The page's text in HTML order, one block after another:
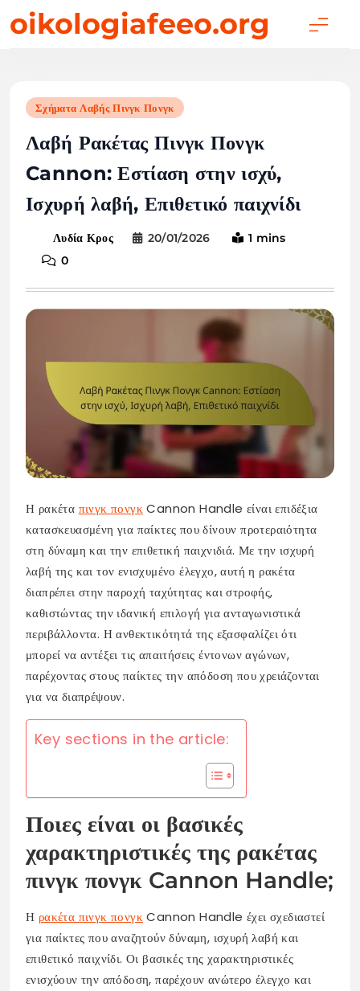
tooikologiafeeo.org
Σχήματα Λαβής Πινγκ Πονγκ
Λαβή Ρακέτας Πινγκ Πονγκ
Cannon: Εστίαση στην ισχύ,
Ισχυρή λαβή, Επιθετικό παιχνίδι
Λυδία Κρος 20/01/2026
1 mins
0
Η ρακέτα πινγκ πονγκCannon Handle είναι επιδέξια
κατασκευασμένη για παίκτες που δίνουν προτεραιότητα
στη δύναμη και την επιθετική παιχνιδιά. Με την ισχυρή
λαβή της και τον ενισχυμένο έλεγχο, αυτή η ρακέτα
διαπρέπει στην παροχή ταχύτητας και στροφής,
καθιστώντας την ιδανική επιλογή για ανταγωνιστικά
περιβάλλοντα. Η ανθεκτικότητά της εξασφαλίζει ότι
μπορεί να αντέξει τις απαιτήσεις έντονων αγώνων,
παρέχοντας στους παίκτες την απόδοση που χρειάζονται
για να διαπρέψουν.
Key sections in the article:
Ποιες είναι οι βασικές
χαρακτηριστικές της ρακέτας
πινγκ πονγκ Cannon Handle;
Η ρακέτα πινγκ πονγκCannon Handle έχει σχεδιαστεί
για παίκτες που αναζητούν δύναμη, ισχυρή λαβή και
επιθετικό παιχνίδι. Οι βασικές της χαρακτηριστικές
ενισχύουν την απόδοση, παρέχουν ανώτερο έλεγχο και